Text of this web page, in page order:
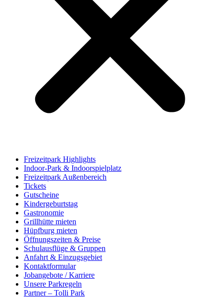
Freizeitpark Highlights
Indoor-Park & Indoorspielplatz
Freizeitpark Außenbereich
Tickets
Gutscheine
Kindergeburtstag
Gastronomie
Grillhütte mieten
Hüpfburg mieten
Öffnungszeiten & Preise
Schulausflüge & Gruppen
Anfahrt & Einzugsgebiet
Kontaktformular
Jobangebote / Karriere
Unsere Parkregeln
Partner – Tolli Park